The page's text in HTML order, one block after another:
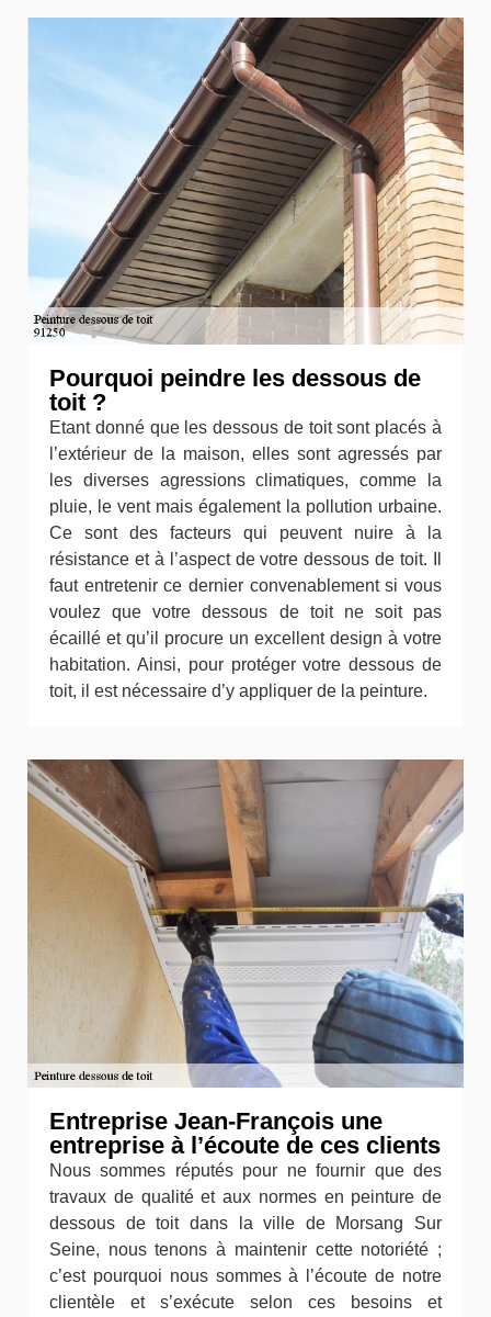
Pourquoi peindre les dessous de
toit ?
Etant donné que les dessous de toit sont placés à
l’extérieur de la maison, elles sont agressés par
les diverses agressions climatiques, comme la
pluie, le vent mais également la pollution urbaine.
Ce sont des facteurs qui peuvent nuire à la
résistance et à l’aspect de votre dessous de toit. Il
faut entretenir ce dernier convenablement si vous
voulez que votre dessous de toit ne soit pas
écaillé et qu’il procure un excellent design à votre
habitation. Ainsi, pour protéger votre dessous de
toit, il est nécessaire d’y appliquer de la peinture.
Entreprise Jean-François une
entreprise à l’écoute de ces clients
Nous sommes réputés pour ne fournir que des
travaux de qualité et aux normes en peinture de
dessous de toit dans la ville de Morsang Sur
Seine, nous tenons à maintenir cette notoriété ;
c’est pourquoi nous sommes à l’écoute de notre
clientèle et s’exécute selon ces besoins et